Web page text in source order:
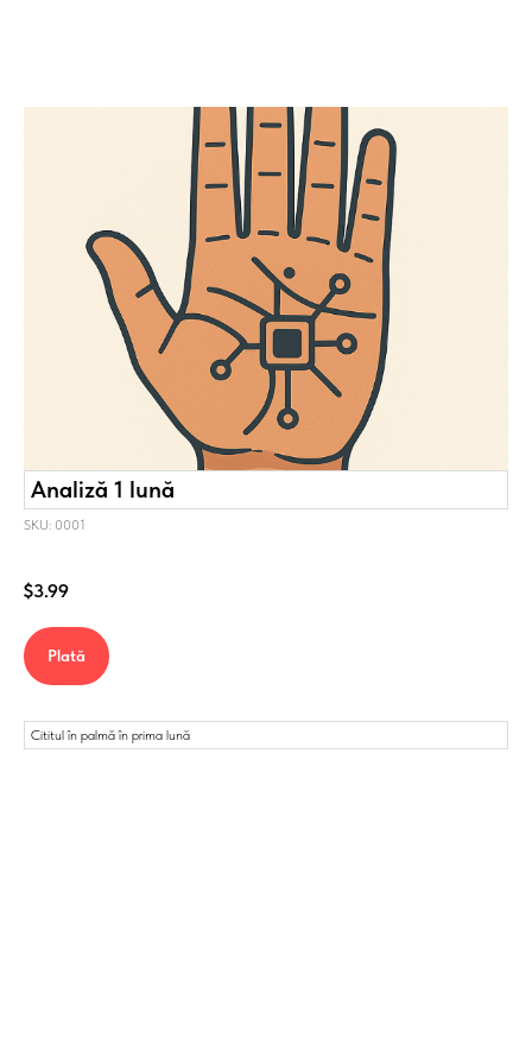
Analiză 1 lună
SKU: 0001
$3.99
Plată
Cititul în palmă în prima lună